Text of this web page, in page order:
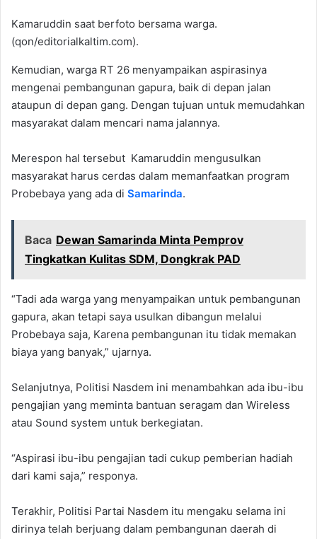
Kamaruddin saat berfoto bersama warga.
(qon/editorialkaltim.com).
Kemudian, warga RT 26 menyampaikan aspirasinya
mengenai pembangunan gapura, baik di depan jalan
ataupun di depan gang. Dengan tujuan untuk memudahkan
masyarakat dalam mencari nama jalannya.
Merespon hal tersebut Kamaruddin mengusulkan
masyarakat harus cerdas dalam memanfaatkan program
Probebaya yang ada di Samarinda.
Baca Dewan Samarinda Minta Pemprov
Tingkatkan Kulitas SDM, Dongkrak PAD
“Tadi ada warga yang menyampaikan untuk pembangunan
gapura, akan tetapi saya usulkan dibangun melalui
Probebaya saja, Karena pembangunan itu tidak memakan
biaya yang banyak,” ujarnya.
Selanjutnya, Politisi Nasdem ini menambahkan ada ibu-ibu
pengajian yang meminta bantuan seragam dan Wireless
atau Sound system untuk berkegiatan.
“Aspirasi ibu-ibu pengajian tadi cukup pemberian hadiah
dari kami saja,” responya.
Terakhir, Politisi Partai Nasdem itu mengaku selama ini
dirinya telah berjuang dalam pembangunan daerah di